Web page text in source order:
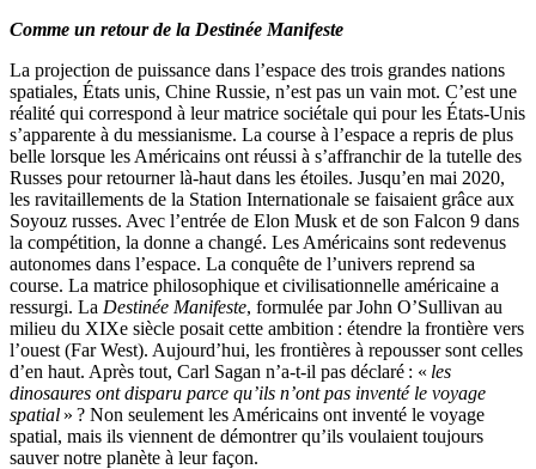
Comme un retour de la Destinée Manifeste
La projection de puissance dans l’espace des trois grandes nations
spatiales, États unis, Chine Russie, n’est pas un vain mot. C’est une
réalité qui correspond à leur matrice sociétale qui pour les États-Unis
s’apparente à du messianisme. La course à l’espace a repris de plus
belle lorsque les Américains ont réussi à s’affranchir de la tutelle des
Russes pour retourner là-haut dans les étoiles. Jusqu’en mai 2020,
les ravitaillements de la Station Internationale se faisaient grâce aux
Soyouz russes. Avec l’entrée de Elon Musk et de son Falcon 9 dans
la compétition, la donne a changé. Les Américains sont redevenus
autonomes dans l’espace. La conquête de l’univers reprend sa
course. La matrice philosophique et civilisationnelle américaine a
ressurgi. La Destinée Manifeste, formulée par John O’Sullivan au
milieu du XIXe siècle posait cette ambition : étendre la frontière vers
l’ouest (Far West). Aujourd’hui, les frontières à repousser sont celles
d’en haut. Après tout, Carl Sagan n’a-t-il pas déclaré : « les
dinosaures ont disparu parce qu’ils n’ont pas inventé le voyage
spatial » ? Non seulement les Américains ont inventé le voyage
spatial, mais ils viennent de démontrer qu’ils voulaient toujours
sauver notre planète à leur façon.